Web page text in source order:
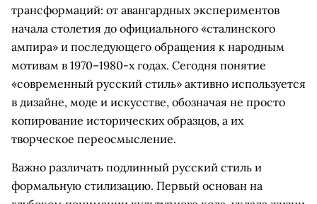
трансформаций: от авангардных экспериментов
начала столетия до официального «сталинского
ампира» и последующего обращения к народным
мотивам в 1970–1980-х годах. Сегодня понятие
«современный русский стиль» активно используется
в дизайне, моде и искусстве, обозначая не просто
копирование исторических образцов, а их
творческое переосмысление.
Важно различать подлинный русский стиль и
формальную стилизацию. Первый основан на